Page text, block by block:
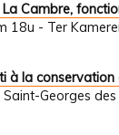
Cambre,
- Ter
à la
Georges